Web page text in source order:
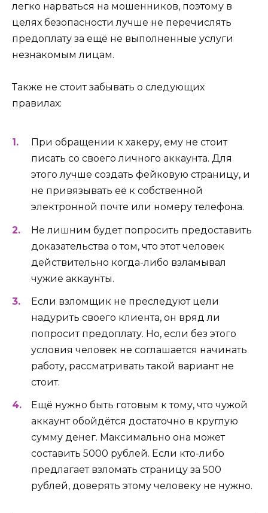
легко нарваться на мошенников, поэтому в
целях безопасности лучше не перечислять
предоплату за ещё не выполненные услуги
незнакомым лицам.
Также не стоит забывать о следующих
правилах:
При обращении к хакеру, ему не стоит
писать со своего личного аккаунта. Для
этого лучше создать фейковую страницу, и
не привязывать её к собственной
электронной почте или номеру телефона.
Не лишним будет попросить предоставить
доказательства о том, что этот человек
действительно когда-либо взламывал
чужие аккаунты.
Если взломщик не преследуют цели
надурить своего клиента, он вряд ли
попросит предоплату. Но, если без этого
условия человек не соглашается начинать
работу, рассматривать такой вариант не
стоит.
Ещё нужно быть готовым к тому, что чужой
аккаунт обойдётся достаточно в круглую
сумму денег. Максимально она может
составить 5000 рублей. Если кто-либо
предлагает взломать страницу за 500
рублей, доверять этому человеку не нужно.